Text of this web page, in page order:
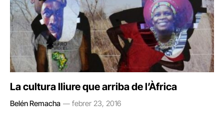
La cultura lliure que arriba de l’Àfrica
Belén Remacha febrer 23, 2016